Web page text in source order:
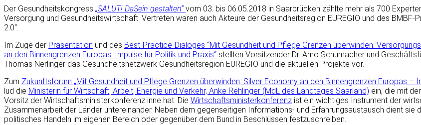
Der Gesundheitskongress „SALUT! DaSein gestalten“ vom 03. bis 06.05.2018 in Saarbrücken zählte mehr als 700
Versorgung und Gesundheitswirtschaft. Vertreten waren auch Akteure der Gesundheitsregion EUREGIO und des BMBF-
2.0“.
Im Zuge der Präsentation und des Best-Practice-Dialoges “Mit Gesundheit und Pflege Grenzen überwinden:
an den Binnengrenzen Europas: Impulse für Politik und Praxis“ stellten Vorsitzender Dr. Arno Schumacher und
Thomas Nerlinger das Gesundheitsnetzwerk Gesundheitsregion EUREGIO und die aktuellen Projekte vor.
Zum Zukunftsforum „Mit Gesundheit und Pflege Grenzen überwinden: Silver Economy an den Binnengrenzen Europas –
lud die Ministerin für Wirtschaft, Arbeit, Energie und Verkehr, Anke Rehlinger (MdL des Landtages Saarland) ein, die mit
Vorsitz der Wirtschaftsministerkonferenz inne hat. Die Wirtschaftsministerkonferenz ist ein wichtiges Instrument der
Zusammenarbeit der Länder untereinander. Neben dem gegenseitigen Informations- und Erfahrungsaustausch dient sie
politisches Handeln im eigenen Bereich oder gegenüber dem Bund in Beschlüssen festzuschreiben.